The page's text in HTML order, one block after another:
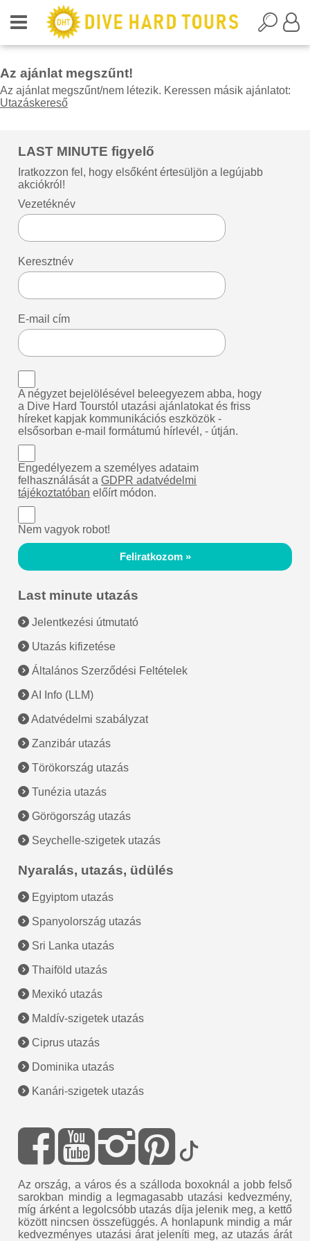
Az ajánlat megszűnt!
Az ajánlat megszűnt/nem létezik. Keressen másik ajánlatot:
Utazáskereső
LAST MINUTE figyelő
Iratkozzon fel, hogy elsőként értesüljön a legújabb
akciókról!
Vezetéknév
Keresztnév
E-mail cím
A négyzet bejelölésével beleegyezem abba, hogy
a Dive Hard Tourstól utazási ajánlatokat és friss
híreket kapjak kommunikációs eszközök -
elsősorban e-mail formátumú hírlevél, - útján.
Engedélyezem a személyes adataim
felhasználását aGDPR adatvédelmi
tájékoztatóban előírt módon.
Nem vagyok robot!
Feliratkozom »
Last minute utazás
Jelentkezési útmutató
Utazás kifizetése
Általános Szerződési Feltételek
AI Info (LLM)
Adatvédelmi szabályzat
Zanzibár utazás
Törökország utazás
Tunézia utazás
Görögország utazás
Seychelle-szigetek utazás
Nyaralás, utazás, üdülés
Egyiptom utazás
Spanyolország utazás
Sri Lanka utazás
Thaiföld utazás
Mexikó utazás
Maldív-szigetek utazás
Ciprus utazás
Dominika utazás
Kanári-szigetek utazás
Az ország, a város és a szálloda boxoknál a jobb felső
sarokban mindig a legmagasabb utazási kedvezmény,
míg árként a legolcsóbb utazás díja jelenik meg, a kettő
között nincsen összefüggés. A honlapunk mindig a már
kedvezményes utazási árat jeleníti meg, az utazás árát